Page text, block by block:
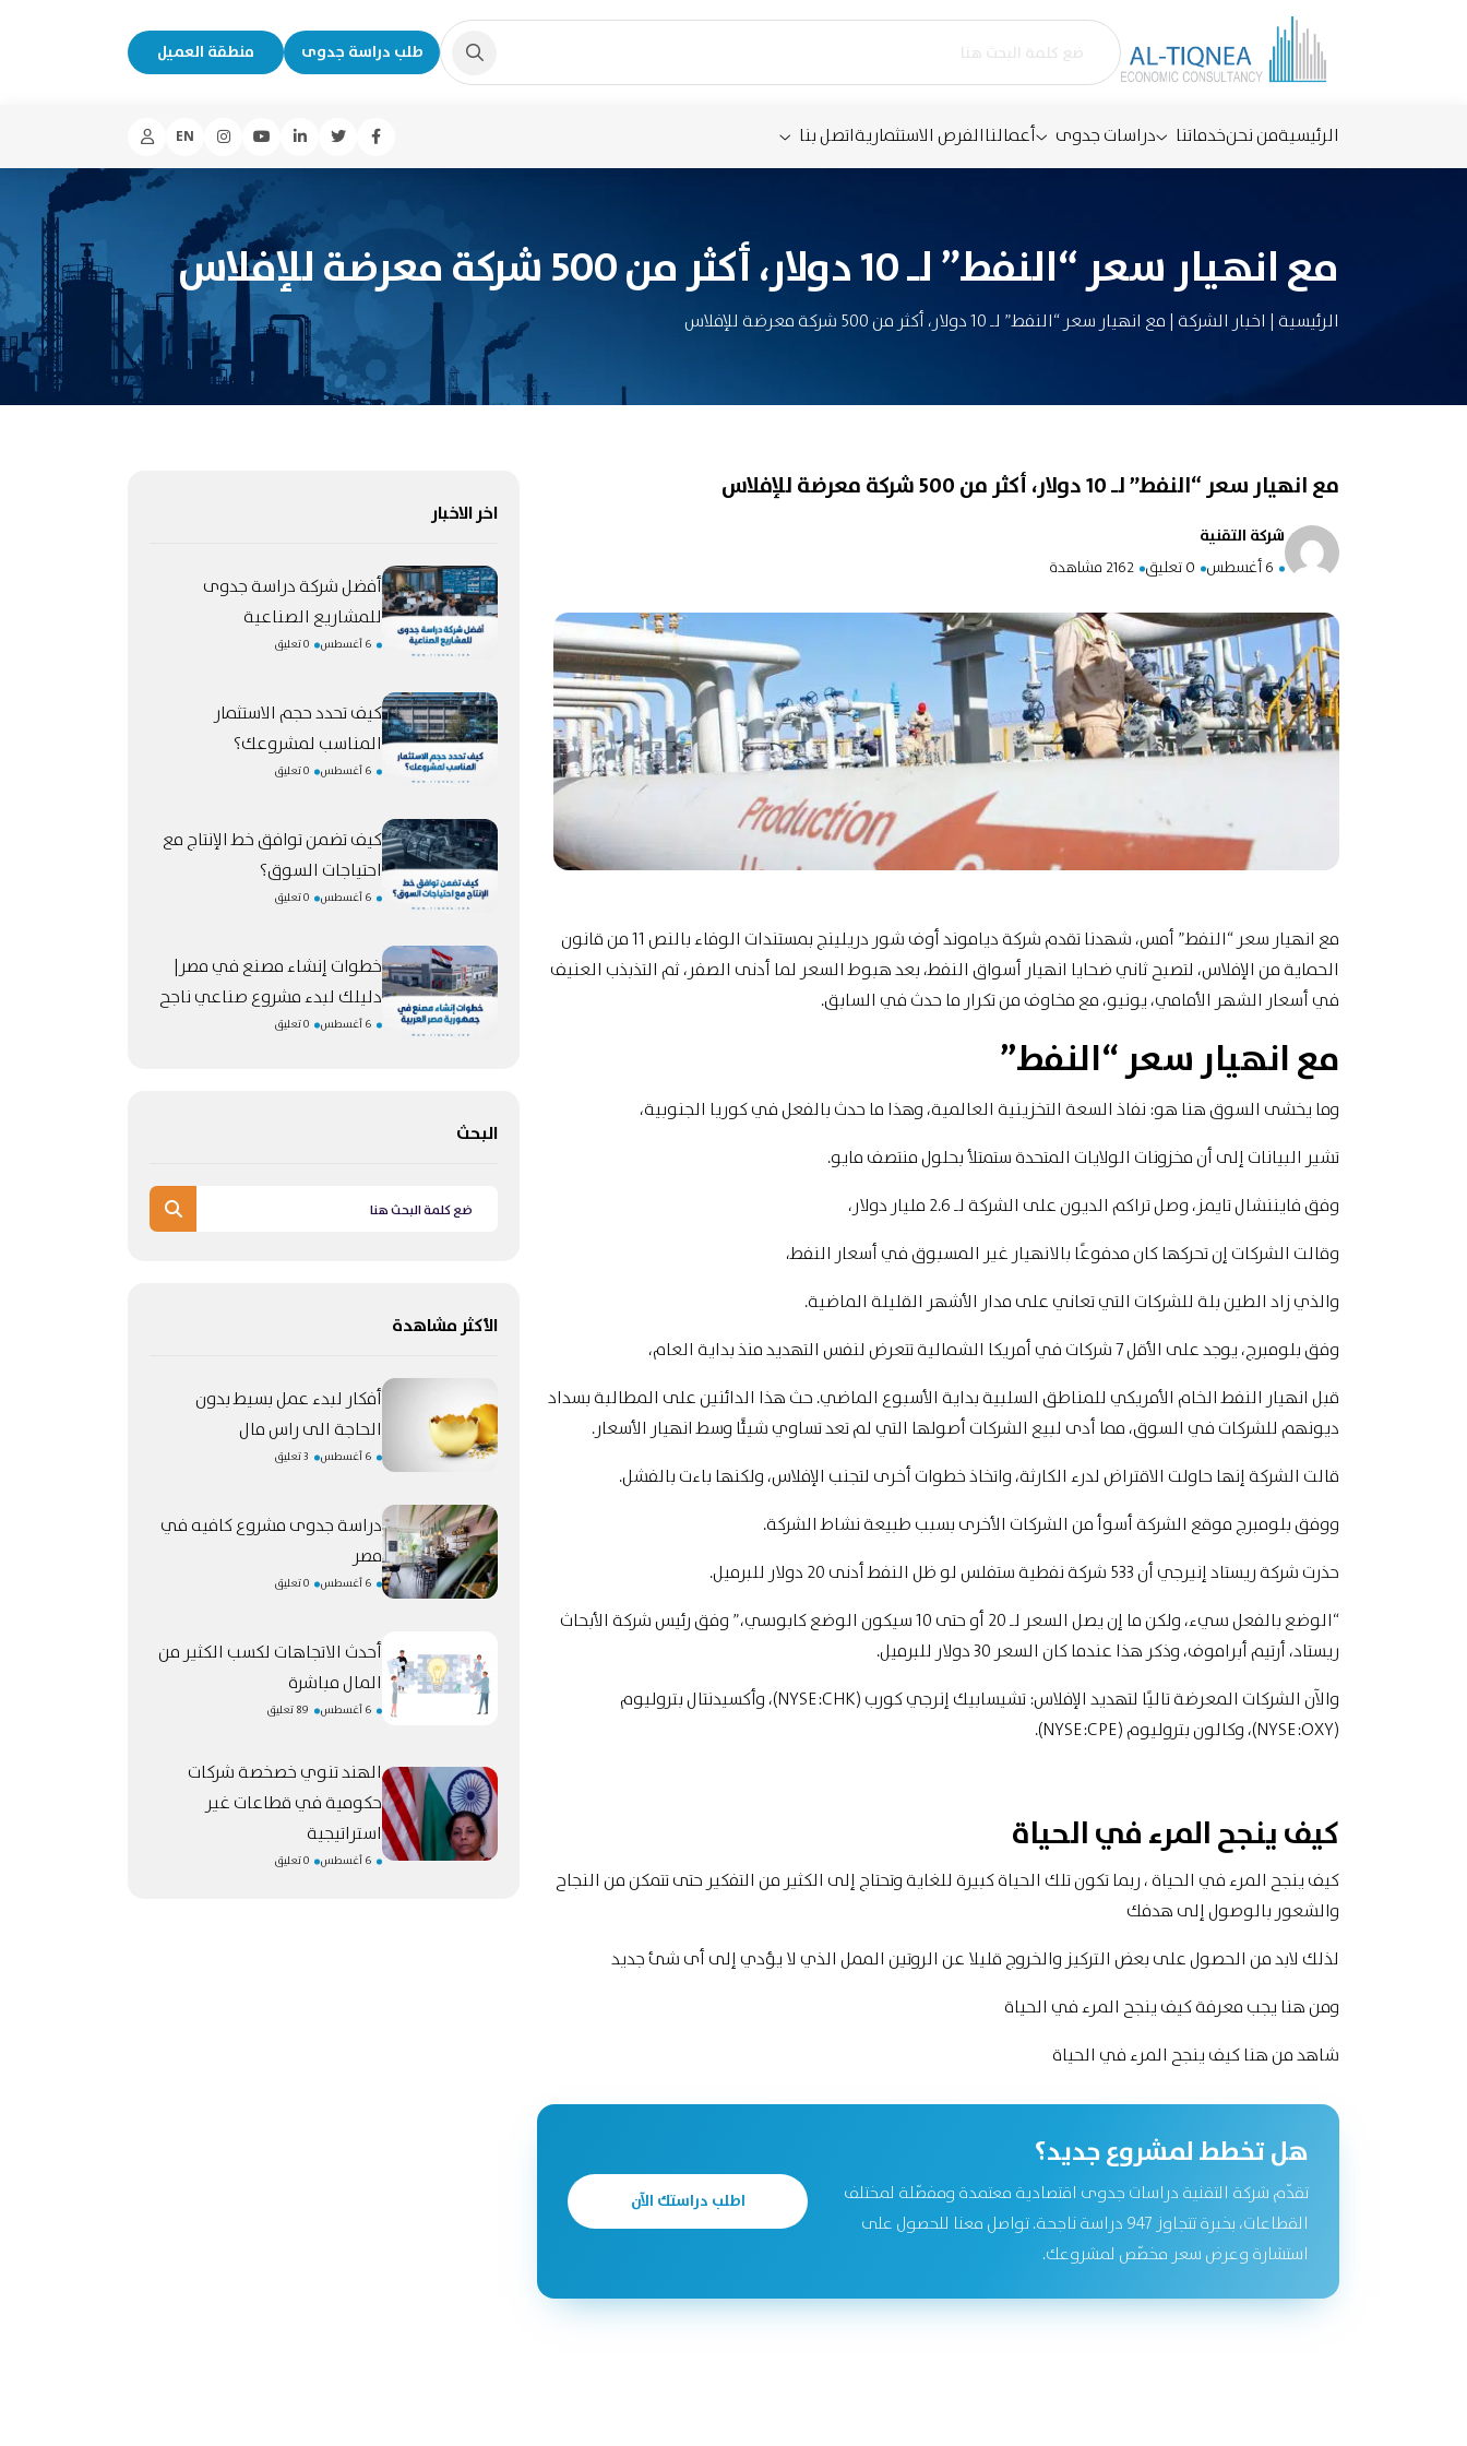
طلب دراسة جدوى منطقة العميل
الرئيسيةمن نحنخدماتنا دراسات جدوى أعمالناالفرص الاستثماريةاتصل بنا EN
مع انهيار سعر “النفط” لـ 10 دولار، أكثر من 500 شركة معرضة للإفلاس
الرئيسية | اخبار الشركة | مع انهيار سعر “النفط” لـ 10 دولار، أكثر من 500 شركة معرضة للإفلاس
مع انهيار سعر “النفط” لـ 10 دولار، أكثر من 500 شركة معرضة للإفلاس
شركة التقنية
6 أغسطس
0 تعليق 2162 مشاهدة
مع انهيار سعر “النفط” أمس، شهدنا تقدم شركة دياموند أوف شور دريلينج بمستندات الوفاء بالنص 11 من قانون
الحماية من الإفلاس، لتصبح ثاني ضحايا انهيار أسواق النفط، بعد هبوط السعر لما أدنى الصفر، ثم التذبذب العنيف
في أسعار الشهر الأمامي، يونيو، مع مخاوف من تكرار ما حدث في السابق.
مع انهيار سعر “النفط”
وما يخشى السوق هنا هو: نفاذ السعة التخزينية العالمية، وهذا ما حدث بالفعل في كوريا الجنوبية،
تشير البيانات إلى أن مخزونات الولايات المتحدة ستمتلأ بحلول منتصف مايو.
وفق فايننشال تايمز، وصل تراكم الديون على الشركة لـ 2.6 مليار دولار،
وقالت الشركات إن تحركها كان مدفوعًا بالانهيار غير المسبوق في أسعار النفط،
والذي زاد الطين بلة للشركات التي تعاني على مدار الأشهر القليلة الماضية.
وفق بلومبرج، يوجد على الأقل 7 شركات في أمريكا الشمالية تتعرض لنفس التهديد منذ بداية العام،
قبل انهيار النفط الخام الأمريكي للمناطق السلبية بداية الأسبوع الماضي. حث هذا الدائنين على المطالبة بسداد
ديونهم للشركات في السوق، مما أدى لبيع الشركات أصولها التي لم تعد تساوي شيئًا وسط انهيار الأسعار.
قالت الشركة إنها حاولت الاقتراض لدرء الكارثة، واتخاذ خطوات أخرى لتجنب الإفلاس، ولكنها باءت بالفشل.
ووفق بلومبرج موقع الشركة أسوأ من الشركات الأخرى بسبب طبيعة نشاط الشركة.
حذرت شركة ريستاد إنيرجي أن 533 شركة نفطية ستفلس لو ظل النفط أدنى 20 دولار للبرميل.
“الوضع بالفعل سيء، ولكن ما إن يصل السعر لـ 20 أو حتى 10 سيكون الوضع كابوسي،” وفق رئيس شركة الأبحاث
ريستاد، أرتيم أبراموف، وذكر هذا عندما كان السعر 30 دولار للبرميل.
والآن الشركات المعرضة تاليًا لتهديد الإفلاس: تشيسابيك إنرجي كورب (NYSE:CHK)، وأكسيدنتال بتروليوم
(NYSE:OXY)، وكالون بتروليوم (NYSE:CPE).
كيف ينجح المرء في الحياة
كيف ينجح المرء في الحياة ، ربما تكون تلك الحياة كبيرة للغاية وتحتاج إلى الكثير من التفكير حتى تتمكن من النجاح
والشعور بالوصول إلى هدفك
لذلك لابد من الحصول على بعض التركيز والخروج قليلا عن الروتين الممل الذي لا يؤدي إلى أى شئ جديد
ومن هنا يجب معرفة كيف ينجح المرء في الحياة
شاهد من هناكيف ينجح المرء في الحياة
هل تخطط لمشروع جديد؟
تقدّم شركة التقنية دراسات جدوى اقتصادية معتمدة ومفصّلة لمختلف
القطاعات، بخبرة تتجاوز 947 دراسة ناجحة. تواصل معنا للحصول على
استشارة وعرض سعر مخصّص لمشروعك.
اطلب دراستك الآن
اخر الاخبار
أفضل شركة دراسة جدوى
للمشاريع الصناعية
6 أغسطس 0 تعليق
كيف تحدد حجم الاستثمار
المناسب لمشروعك؟
6 أغسطس 0 تعليق
كيف تضمن توافق خط الإنتاج مع
احتياجات السوق؟
6 أغسطس 0 تعليق
خطوات إنشاء مصنع في مصر|
دليلك لبدء مشروع صناعي ناجح
6 أغسطس 0 تعليق
البحث
الأكثر مشاهدة
أفكار لبدء عمل بسيط بدون
الحاجة الى راس مال
6 أغسطس 3 تعليق
دراسة جدوى مشروع كافيه في
مصر
6 أغسطس 0 تعليق
أحدث الاتجاهات لكسب الكثير من
المال مباشرة
6 أغسطس 89 تعليق
الهند تنوي خصخصة شركات
حكومية في قطاعات غير
استراتيجية
6 أغسطس 0 تعليق